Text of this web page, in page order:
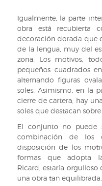
las
guardas
en
azul
turquesa.
Sig:
2PP
73
Igualmente, la parte
obra está recubierta
decoración dorada que
de la lengua, muy del
zona. Los motivos,
pequeños cuadrados
alternando figuras
soles. Asimismo, en la
cierre de cartera, hay
soles que destacan
El conjunto no puede
combinación de los
disposición de los
formas que adopta
Ricard, estaría
una obra tan equilibrada.